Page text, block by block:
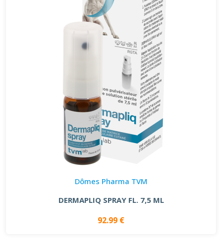
Dômes Pharma TVM
DERMAPLIQ SPRAY FL. 7,5 ML
92.99 €